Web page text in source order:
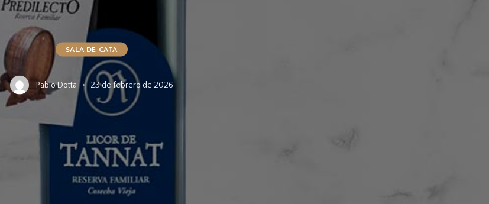
SALA DE CATA
Pablo Dotta 23 de febrero de 2026